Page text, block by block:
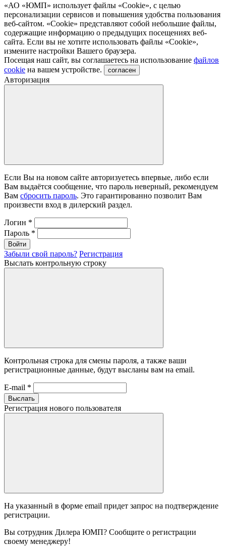
«АО «ЮМП» использует файлы «Сookie», с целью
персонализации сервисов и повышения удобства пользования
веб-сайтом. «Cookie» представляют собой небольшие файлы,
содержащие информацию о предыдущих посещениях веб-
сайта. Если вы не хотите использовать файлы «Сookie»,
измените настройки Вашего браузера.
Посещая наш сайт, вы соглашаетесь на использование файлов
cookie на вашем устройстве. согласен
Авторизация
Если Вы на новом сайте авторизуетесь впервые, либо если
Вам выдаётся сообщение, что пароль неверный, рекомендуем
Вам сбросить пароль. Это гарантированно позволит Вам
произвести вход в дилерский раздел.
Логин *
Пароль *
Войти
Забыли свой пароль? Регистрация
Выслать контрольную строку
Контрольная строка для смены пароля, а также ваши
регистрационные данные, будут высланы вам на email.
E-mail *
Выслать
Регистрация нового пользователя
На указанный в форме email придет запрос на подтверждение
регистрации.
Вы сотрудник Дилера ЮМП? Сообщите о регистрации
своему менеджеру!